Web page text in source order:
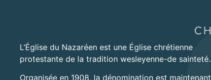
L’Église du Nazaréen est une Église chrétienne
protestante de la tradition wesleyenne-de sainteté.
Organisée en 1908, la dénomination est maintenant